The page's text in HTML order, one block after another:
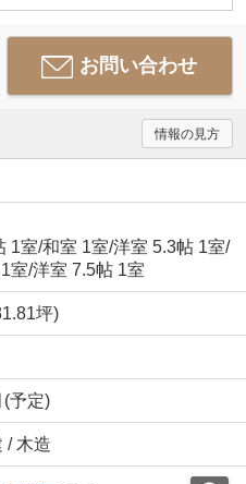
お問い合わせ
情報の見方
1室/和室 1室/洋室 5.3帖 1室/
室/洋室 7.5帖 1室
坪)
(予定)
/ 木造